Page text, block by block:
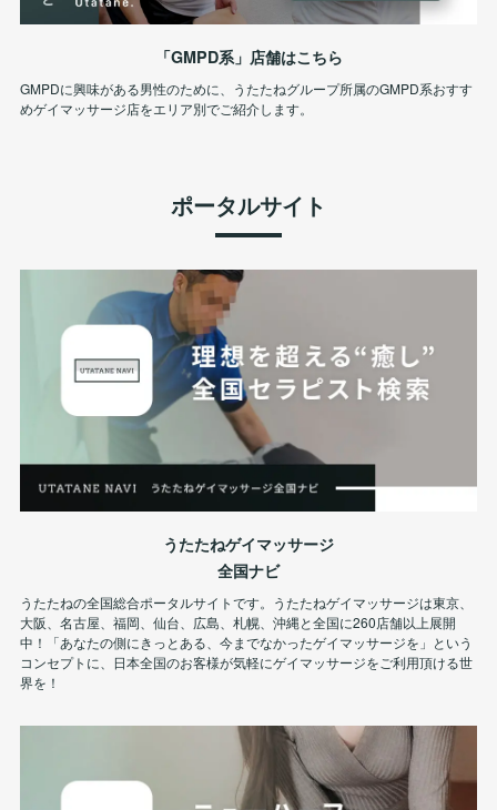
「GMPD系」店舗はこちら
GMPDに興味がある男性のために、うたたねグループ所属のGMPD系おすす
めゲイマッサージ店をエリア別でご紹介します。
ポータルサイト
うたたねゲイマッサージ
全国ナビ
うたたねの全国総合ポータルサイトです。うたたねゲイマッサージは東京、
大阪、名古屋、福岡、仙台、広島、札幌、沖縄と全国に260店舗以上展開
中！「あなたの側にきっとある、今までなかったゲイマッサージを」という
コンセプトに、日本全国のお客様が気軽にゲイマッサージをご利用頂ける世
界を！